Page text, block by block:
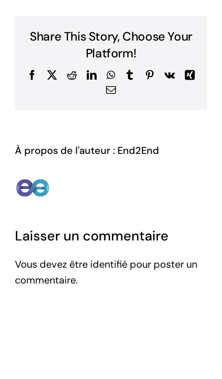
Share This Story, Choose Your
Platform!
FacebookRedditLinkedInWhatsApp
TumblrPinterest
Vk
Xing
Email
À propos de l'auteur : End2End
Laisser un commentaire
Vous devez être identifié pour poster un
commentaire.